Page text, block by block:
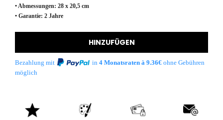
• Abmessungen: 28 x 20,5 cm
• Garantie: 2 Jahre
HINZUFÜGEN
Bezahlung mit in 4 Monatsraten à 9.36€ ohne Gebühren
möglich